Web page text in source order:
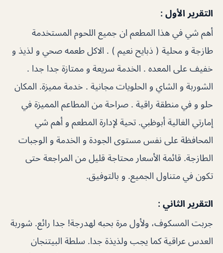
التقرير الأول :
أهم شي في هذا المطعم ان جميع اللحوم المستخدمة
طازجة و محلية ( ذبايح نعيم ) . الاكل طعمه صحي و لذيذ و
خفيف على المعده . الخدمة سريعة و ممتازة جدا جدا .
الشوربة و الشاي و الحلويات مجانية . خدمة مميزة. المكان
حلو و في منطقة راقية . صراحة من المطاعم المميزة في
إمارتي الغالية أبوظبي. تحية لإدارة المطعم و أهم شي
المحافظة على نفس مستوى الجودة و الخدمة و الوجبات
الطازجة. قائمة الأسعار محتاجة قليل من المراجعة حتى
تكون في متناول الجميع. و بالتوفيق.
التقرير الثاني :
جربت المسكوف، ولأول مرة بحبه لهدرجة! جدا رائع. شوربة
العدس عراقية كما يجب ولذيذة جدا. سلطة البيتنجان